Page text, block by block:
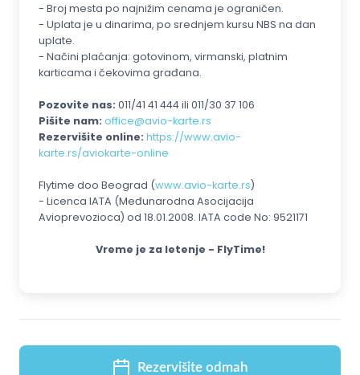
- Broj mesta po najnižim cenama je ograničen.
- Uplata je u dinarima, po srednjem kursu NBS na dan
uplate.
- Načini plaćanja: gotovinom, virmanski, platnim
karticama i čekovima građana.
Pozovite nas: 011/41 41 444 ili 011/30 37 106
Pišite nam: office@avio-karte.rs
Rezervišite online: https://www.avio-
karte.rs/aviokarte-online
Flytime doo Beograd (www.avio-karte.rs)
- Licenca IATA (Međunarodna Asocijacija
Avioprevozioca) od 18.01.2008. IATA code No: 9521171
Vreme je za letenje - FlyTime!
Rezervišite odmah